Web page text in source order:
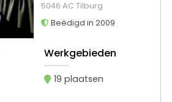
5046 AC Tilburg
Beëdigd in 2009
Werkgebieden
19 plaatsen